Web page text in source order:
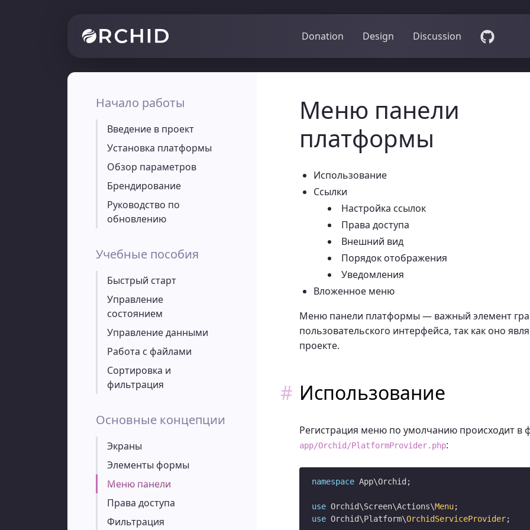
Donation Design Discussion
Начало работы
Введение в проект
Установка платформы
Обзор параметров
Брендирование
Руководство по
обновлению
Учебные пособия
Быстрый старт
Управление
состоянием
Управление данными
Работа с файлами
Сортировка и
фильтрация
Основные концепции
Экраны
Элементы формы
Меню панели
Права доступа
Фильтрация
Меню панели
платформы
Использование
Ссылки
Настройка ссылок
Права доступа
Внешний вид
Порядок отображения
Уведомления
Вложенное меню
Меню панели платформы — важный элемент
пользовательского интерфейса, так как оно
проекте.
Использование
Регистрация меню по умолчанию происходит в
app/Orchid/PlatformProvider.php:
namespace App\Orchid;
use Orchid\Screen\Actions\Menu
use Orchid\Platform\OrchidServiceProvider;